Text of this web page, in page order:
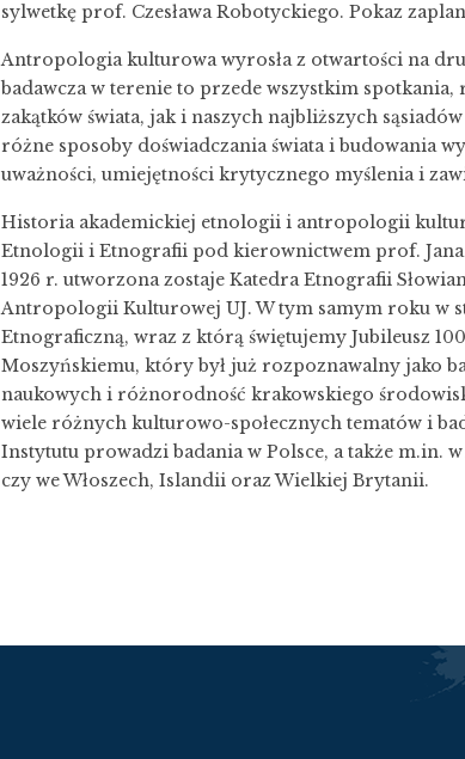
sylwetkę prof. Czesława Robotyckiego. Pokaz
Antropologia kulturowa wyrosła z otwartości na
badawcza w terenie to przede wszystkim
zakątków świata, jak i naszych najbliższych
różne sposoby doświadczania świata i budowania
uważności, umiejętności krytycznego myślenia i
Historia akademickiej etnologii i antropologii
Etnologii i Etnografii pod kierownictwem prof. Jana
1926 r. utworzona zostaje Katedra Etnografii
Antropologii Kulturowej UJ. W tym samym roku w
Etnograficzną, wraz z którą świętujemy Jubileusz
Moszyńskiemu, który był już rozpoznawalny jako
naukowych i różnorodność krakowskiego
wiele różnych kulturowo-społecznych tematów i
Instytutu prowadzi badania w Polsce, a także m.in.
czy we Włoszech, Islandii oraz Wielkiej Brytanii.